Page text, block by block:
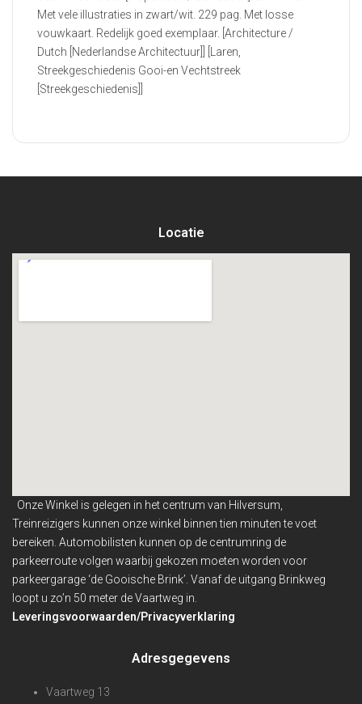
Met vele illustraties in zwart/wit. 229 pag. Met losse
vouwkaart. Redelijk goed exemplaar. [Architecture /
Dutch [Nederlandse Architectuur]] [Laren,
Streekgeschiedenis Gooi-en Vechtstreek
[Streekgeschiedenis]]
Locatie
Onze Winkel is gelegen in het centrum van Hilversum,
Treinreizigers kunnen onze winkel binnentien minuten te voet
bereiken. Automobilisten kunnen op de centrumring de
parkeerroute volgen waarbij gekozen moeten worden voor
parkeergarage ‘de Gooische Brink’. Vanaf de uitgang Brinkweg
loopt u zo’n 50 meter de Vaartweg in.
Leveringsvoorwaarden/Privacyverklaring
Adresgegevens
Vaartweg 13